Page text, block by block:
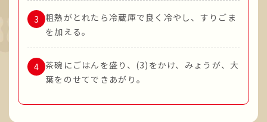
粗熱がとれたら冷蔵庫で良く冷やし、すりごま
を加える。
茶碗にごはんを盛り、(3)をかけ、みょうが、大
葉をのせてできあがり。